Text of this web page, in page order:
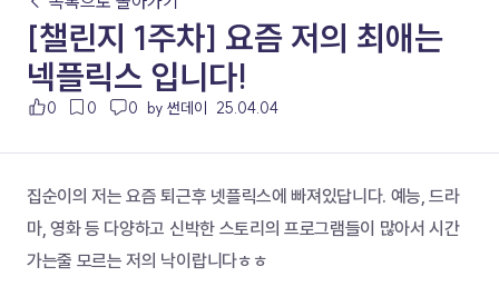
[챌린지 1주차] 요즘 저의 최애는
넥플릭스 입니다!
0 0 0 by 썬데이 25.04.04
집순이의 저는 요즘 퇴근후 넷플릭스에 빠져있답니다. 예능, 드라
마, 영화 등 다양하고 신박한 스토리의 프로그램들이 많아서 시간
가는줄 모르는 저의 낙이랍니다ㅎㅎ